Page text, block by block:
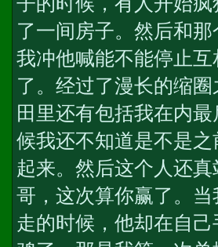
了一间房子。然后和
我冲他喊能不能停止
了。经过了漫长的缩
田里还有包括我在内
候我还不知道是不是
起来。然后这个人还
哥，这次算你赢了。
走的时候，他却在自